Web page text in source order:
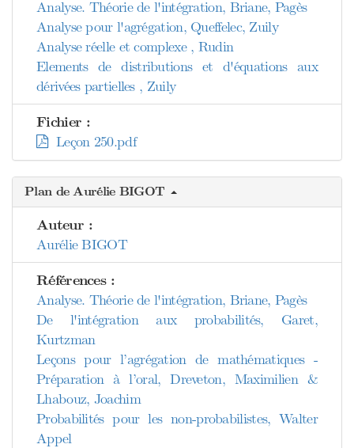
Analyse. Théorie de l'intégration, Briane, Pagès
Analyse pour l'agrégation, Queffelec, Zuily
Analyse réelle et complexe , Rudin
Elements de distributions et d'équations aux
dérivées partielles , Zuily
Fichier :
Leçon 250.pdf
Plan de Aurélie BIGOT
Auteur :
Aurélie BIGOT
Références :
Analyse. Théorie de l'intégration, Briane, Pagès
De l'intégration aux probabilités, Garet,
Kurtzman
Leçons pour l’agrégation de mathématiques -
Préparation à l’oral, Dreveton, Maximilien &
Lhabouz, Joachim
Probabilités pour les non-probabilistes, Walter
Appel